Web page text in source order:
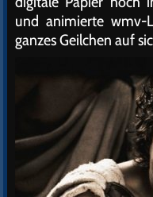
und animierte wmv-
ganzes Geilchen auf